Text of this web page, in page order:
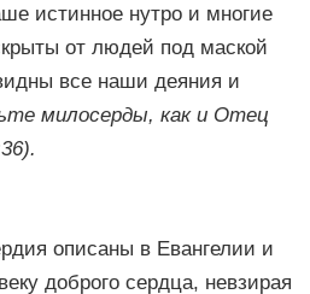
истинное нутро и многие
от людей под маской
все наши деяния и
милосерды, как и Отец
описаны в Евангелии и
доброго сердца, невзирая